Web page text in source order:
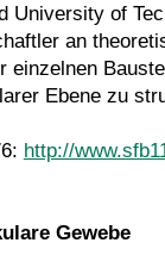
University of
an
einzelnen
Ebene zu
http://
Gewebe